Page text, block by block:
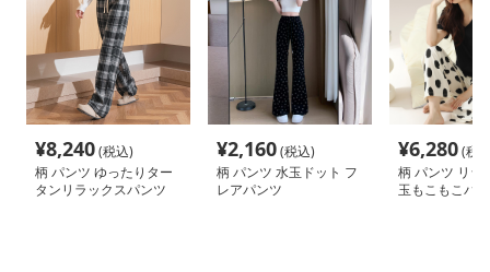
¥8,240(税込)
柄 パンツ ゆったりター
タンリラックスパンツ
¥2,160(税込)
柄 パンツ 水玉ドット フ
レアパンツ
¥6,280(税
柄 パンツ リラ
玉もこもこパ